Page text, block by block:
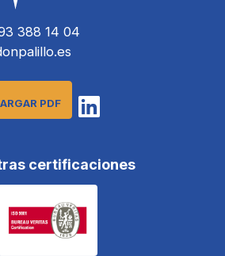
388 14 04
PDF
certificaciones